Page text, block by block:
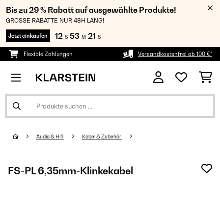
Bis zu 29 % Rabatt auf ausgewählte Produkte!
GROSSE RABATTE NUR 48H LANG!
Jetzt einkaufen 12 S 53 M 20 S
Flexible Zahlungen Versandkostenfrei ab 100 €*
Audio & Hifi Kabel & Zubehör
FS-PL 6,35mm-Klinkekabel